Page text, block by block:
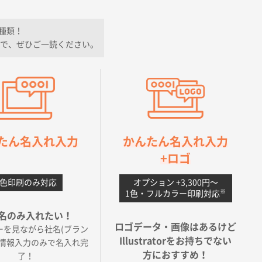
類！
、ぜひご一読ください。
ん名入れ入力
印刷のみ対応
のみ入れたい！
を見ながら社名(ブラン
報入力のみで名入れ完
了！
かんたん名入れ入力
+ロゴ
オプション +3,300円〜
1色・フルカラー印刷対応※
ロゴデータ・画像はあるけど
Illustratorをお持ちでない
方におすすめ！